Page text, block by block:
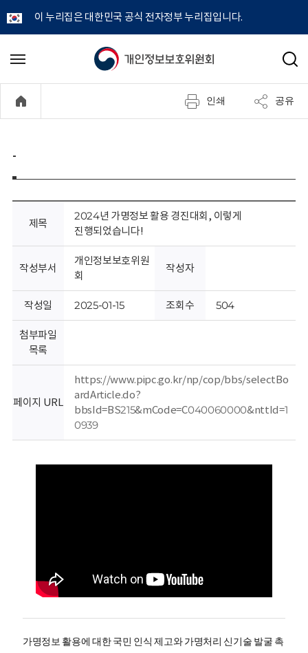
이 누리집은 대한민국 공식 전자정부 누리집입니다.
개
정
보
호
위
회
메
기
검
인쇄 공유
-
제목
2024년 가명정보 활용 경진대회, 이렇게
진행되었습니다!
작성부서
개인정보보호위원
회
작성자
작성일 2025-01-15 조회수 504
첨부파일
목록
페이지 URL
https://www.pipc.go.kr/np/cop/bbs/selectBo
ardArticle.do?
bbsId=BS215&mCode=C040060000&nttId=1
0939
가명정보 활용에 대한 국민 인식 제고와 가명처리 신기술 발굴 촉